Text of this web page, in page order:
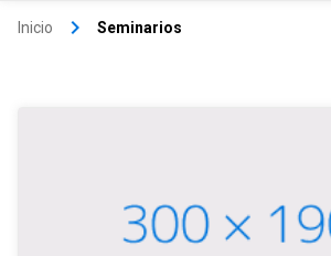
Inicio keyboard_arrow_right Seminarios